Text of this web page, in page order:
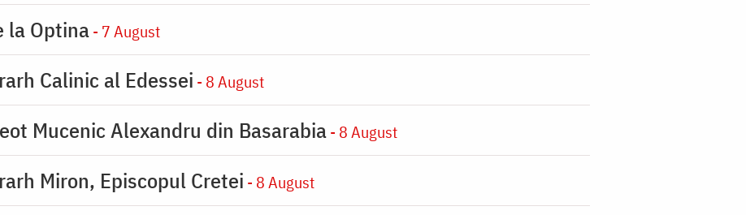
la Optina- 7 August
Calinic al Edessei - 8 August
Mucenic Alexandru din Basarabia- 8 August
Miron, Episcopul Cretei - 8 August